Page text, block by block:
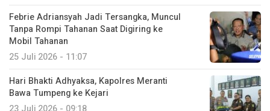
Febrie Adriansyah Jadi Tersangka, Muncul
Tanpa Rompi Tahanan Saat Digiring ke
Mobil Tahanan
25 Juli 2026 - 11:07
Hari Bhakti Adhyaksa, Kapolres Meranti
Bawa Tumpeng ke Kejari